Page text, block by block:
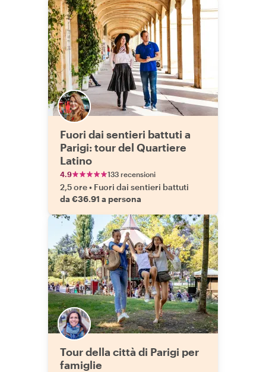
Fuori dai sentieri battuti a
Parigi: tour del Quartiere
Latino
4.9 133 recensioni
2,5 ore• Fuori dai sentieri battuti
da €36.91 a persona
Tour della città di Parigi per
famiglie